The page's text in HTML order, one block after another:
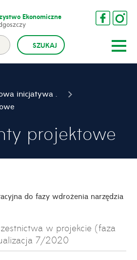
Ekonomiczne
4P – międzysektorowa inicjatywa pomocy rodzinom wielopokoleniowym
projektowe
do fazy wdrożenia narzędzia
w projekcie (faza
7/2020